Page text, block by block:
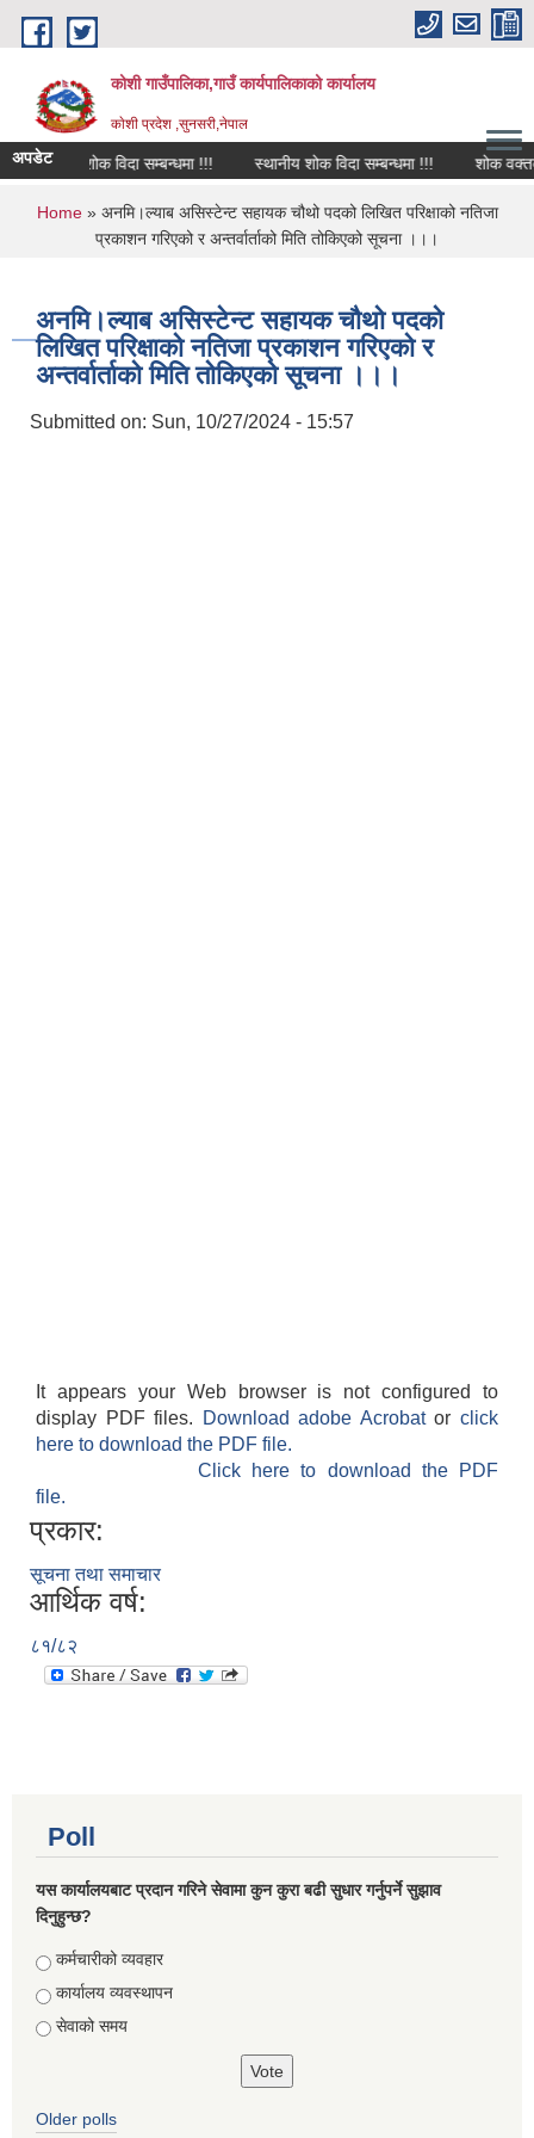
Skip to main content
कोशी गाउँपालिका,गाउँ कार्यपालिकाको कार्यालय
काेशी प्रदेश ,सुनसरी,नेपाल
अपडेट शोक विदा सम्बन्धमा !!! स्थानीय शोक विदा सम्बन्धमा !!! शोक वक्तव्य
You are here
Home» अनमि।ल्याब असिस्टेन्ट सहायक चौथो पदको लिखित परिक्षाको नतिजा
प्रकाशन गरिएको र अन्तर्वार्ताको मिति तोकिएको सूचना ।।।
अनमि।ल्याब असिस्टेन्ट सहायक चौथो पदको
लिखित परिक्षाको नतिजा प्रकाशन गरिएको र
अन्तर्वार्ताको मिति तोकिएको सूचना ।।।
Submitted on: Sun, 10/27/2024 - 15:57
It appears your Web browser is not configured to
display PDF files.
Download adobe Acrobatorclick
here to download the PDF file.
Click here to download the PDF
file.
प्रकार:
सूचना तथा समाचार
आर्थिक वर्ष:
८१/८२
Poll
यस कार्यालयबाट प्रदान गरिने सेवामा कुन कुरा बढी सुधार गर्नुपर्ने सुझाव
दिनुहुन्छ?
Choices
कर्मचारीको व्यवहार
कार्यालय व्यवस्थापन
सेवाको समय
Older polls